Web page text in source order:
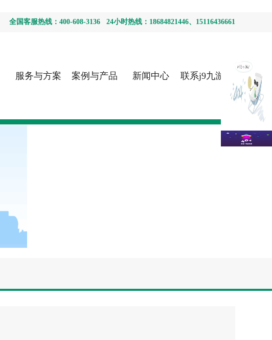
全国客服热线：400-608-3136 24小时热线：18684821446、15116436661
服务与方案 案例与产品 新闻中心 联系j9九游会